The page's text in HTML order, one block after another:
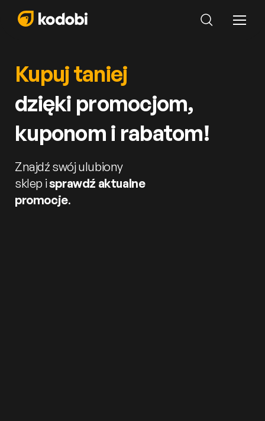
Kupuj taniej
dzięki promocjom,
kuponom i rabatom!
Znajdź swój ulubiony
sklep isprawdź aktualne
promocje.